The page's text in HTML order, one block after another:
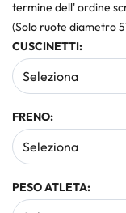
termine dell' ordine
(Solo ruote diametro
CUSCINETTI:
FRENO:
PESO ATLETA: